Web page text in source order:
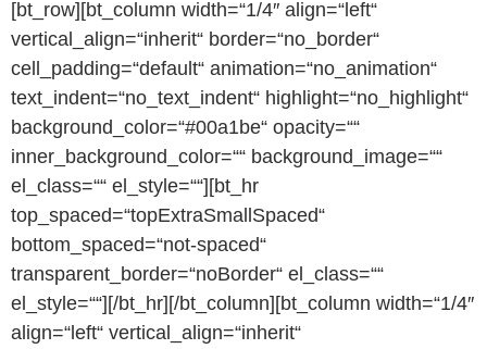
[bt_row][bt_column width=“1/4″ align=“left“
vertical_align=“inherit“ border=“no_border“
cell_padding=“default“ animation=“no_animation“
text_indent=“no_text_indent“ highlight=“no_highlight“
background_color=“#00a1be“ opacity=““
inner_background_color=““ background_image=““
el_class=““ el_style=““][bt_hr
top_spaced=“topExtraSmallSpaced“
bottom_spaced=“not-spaced“
transparent_border=“noBorder“ el_class=““
el_style=““][/bt_hr][/bt_column][bt_column width=“1/4″
align=“left“ vertical_align=“inherit“